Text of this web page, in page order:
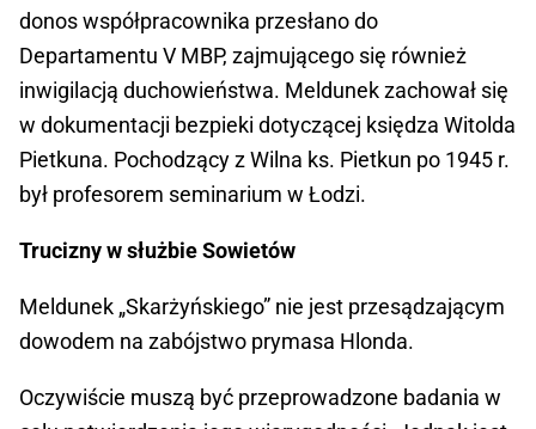
donos współpracownika przesłano do
Departamentu V MBP, zajmującego się również
inwigilacją duchowieństwa. Meldunek zachował się
w dokumentacji bezpieki dotyczącej księdza Witolda
Pietkuna. Pochodzący z Wilna ks. Pietkun po 1945 r.
był profesorem seminarium w Łodzi.
Trucizny w służbie Sowietów
Meldunek „Skarżyńskiego” nie jest przesądzającym
dowodem na zabójstwo prymasa Hlonda.
Oczywiście muszą być przeprowadzone badania w